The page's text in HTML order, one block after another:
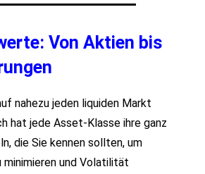
Von Aktien bis
nahezu jeden liquiden Markt
hat jede Asset‑Klasse ihre ganz
die Sie kennen sollten, um
minimieren und Volatilität